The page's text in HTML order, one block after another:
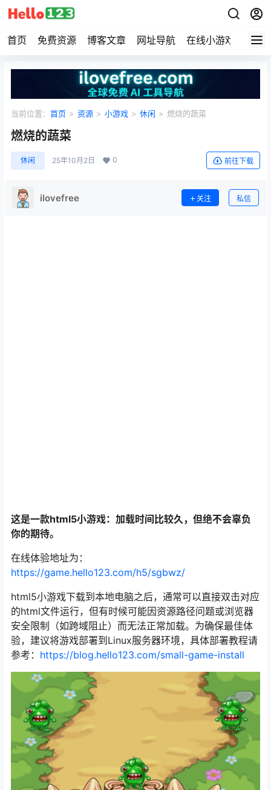
首页 免费资源 博客文章 网址导航 在线小游戏
当前位置： 首页 > 资源 > 小游戏 > 休闲 > 燃烧的蔬菜
燃烧的蔬菜
休闲 25年10月2日 0 前往下载
ilovefree 关注 私信
这是一款html5小游戏：加载时间比较久，但绝不会辜负
你的期待。
在线体验地址为：
https://game.hello123.com/h5/sgbwz/
html5小游戏下载到本地电脑之后，通常可以直接双击对应
的html文件运行，但有时候可能因资源路径问题或浏览器
安全限制（如跨域阻止）而无法正常加载。为确保最佳体
验，建议将游戏部署到Linux服务器环境，具体部署教程请
参考： https://blog.hello123.com/small-game-install